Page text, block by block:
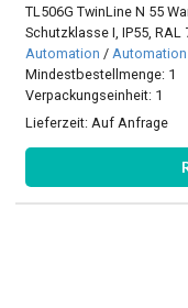
TL506G TwinLine N 55
Schutzklasse I, IP55, RAL
Automation / Automation
Mindestbestellmenge: 1
Verpackungseinheit: 1
Lieferzeit:Auf Anfrage